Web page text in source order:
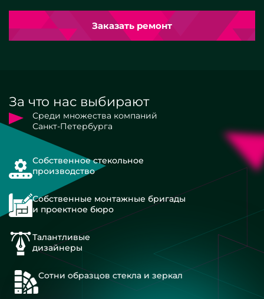
Заказать ремонт
За что нас выбирают
Среди множества компаний
Санкт-Петербурга
Собственное стекольное
производство
Собственные монтажные бригады
и проектное бюро
Талантливые
дизайнеры
Сотни образцов стекла и зеркал